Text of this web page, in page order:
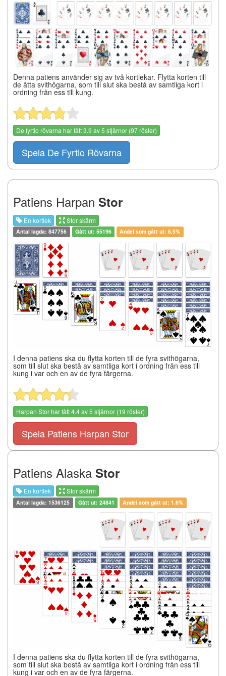
Denna patiens använder sig av två kortlekar. Flytta korten till
de åtta svithögarna, som till slut ska bestå av samtliga kort i
ordning från ess till kung.
De fyrtio rövarna har fått3.9 av5 stjärnor (97röster)
Spela De Fyrtio Rövarna
Patiens Harpan Stor
En kortlek Stor skärm
Antal lagda: 847756 Gått ut: 55196 Andel som gått ut: 6.5%
I denna patiens ska du flytta korten till de fyra svithögarna,
som till slut ska bestå av samtliga kort i ordning från ess till
kung i var och en av de fyra färgerna.
Harpan Storhar fått4.4av5 stjärnor (19 röster)
Spela Patiens Harpan Stor
Patiens Alaska Stor
En kortlek Stor skärm
Antal lagda: 1536125 Gått ut: 24841 Andel som gått ut: 1.6%
I denna patiens ska du flytta korten till de fyra svithögarna,
som till slut ska bestå av samtliga kort i ordning från ess till
kung i var och en av de fyra färgerna.